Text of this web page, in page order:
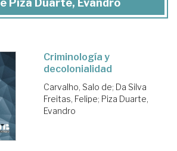
Piza Duarte, Evandro
Criminología y
decolonialidad
Carvalho, Salo de; Da Silva
Freitas, Felipe; Piza Duarte,
Evandro